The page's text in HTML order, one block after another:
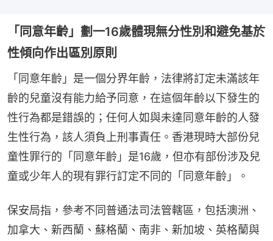
「同意年齡」劃一16歲體現無分性別和避免基於
性傾向作出區別原則
「同意年齡」是一個分界年齡，法律將訂定未滿該年
齡的兒童沒有能力給予同意，在這個年齡以下發生的
性行為都是錯誤的；任何人如與未達同意年齡的人發
生性行為，該人須負上刑事責任。香港現時大部份兒
童性罪行的「同意年齡」是16歲，但亦有部份涉及兒
童或少年人的現有罪行訂定不同的「同意年齡」。
保安局指，參考不同普通法司法管轄區，包括澳洲、
加拿大、新西蘭、蘇格蘭、南非、新加坡、英格蘭與